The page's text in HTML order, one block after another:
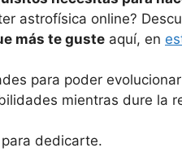
astrofísica online?
más te guste aquí, en
para poder
mientras dure la
dedicarte.